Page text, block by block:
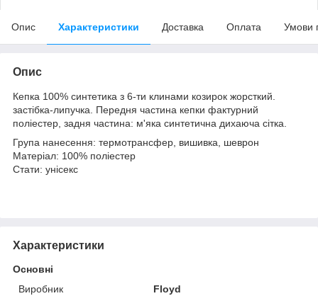
Опис Характеристики Доставка Оплата Умови
Опис
Кепка 100% синтетика з 6-ти клинами козирок жорсткий.
застібка-липучка. Передня частина кепки фактурний
поліестер, задня частина: м'яка синтетична дихаюча сітка.
Група нанесення: термотрансфер, вишивка, шеврон
Матеріал: 100% поліестер
Стати: унісекс
Характеристики
Основні
Виробник
Floyd